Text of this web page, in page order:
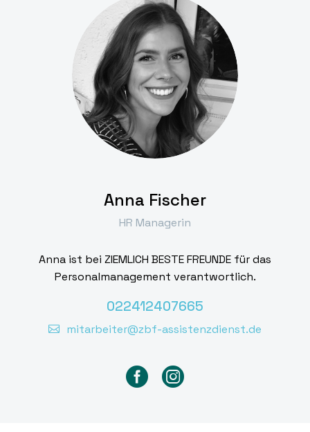
Anna Fischer
HR Managerin
Anna ist bei ZIEMLICH BESTE FREUNDE für das
Personalmanagement verantwortlich.
022412407665
mitarbeiter@zbf-assistenzdienst.de